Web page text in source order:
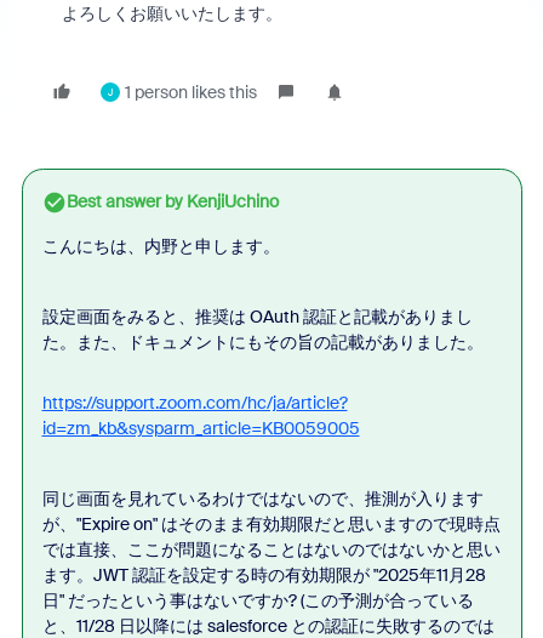
よろしくお願いいたします。
J 1 person likes this
Best answer byKenjiUchino
こんにちは、内野と申します。
設定画面をみると、推奨は OAuth 認証と記載がありまし
た。また、ドキュメントにもその旨の記載がありました。
https://support.zoom.com/hc/ja/article?
id=zm_kb&sysparm_article=KB0059005
同じ画面を見れているわけではないので、推測が入ります
が、"Expire on" はそのまま有効期限だと思いますので現時点
では直接、ここが問題になることはないのではないかと思い
ます。JWT 認証を設定する時の有効期限が"2025年11月28
日" だったという事はないですか? (この予測が合っている
と、11/28 日以降には salesforce との認証に失敗するのでは